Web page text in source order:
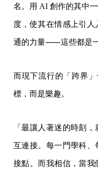
名。用 AI 創作的其中
度，使其在情感上引
通的力量⸺這些都是一
而現下流行的「跨界
標，而是樂趣。
「最讓人著迷的時刻
互連接。每一門學科
接點。而我相信，當